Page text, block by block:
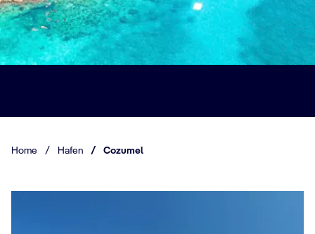
Home / Hafen / Cozumel